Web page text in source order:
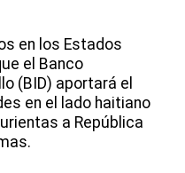
en los Estados
el Banco
(BID) aportará el
en el lado haitiano
a República